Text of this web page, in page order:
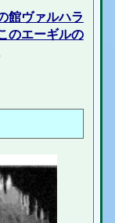
館ヴァルハラ
のエーギルの